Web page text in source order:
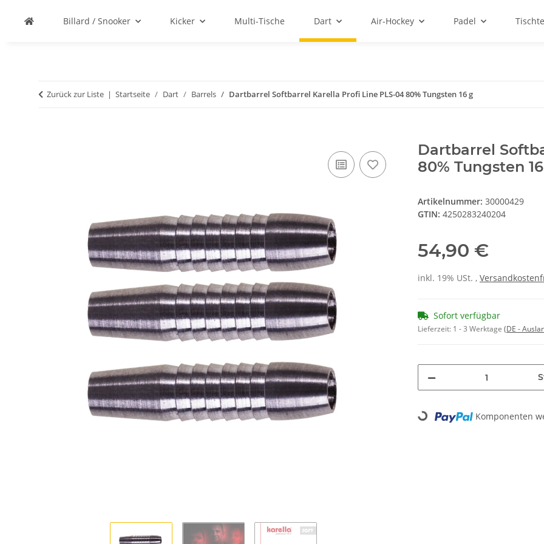
Billard / Snooker Kicker Multi-Tische Dart Air-Hockey Padel
Zurück zur Liste Startseite Dart Barrels Dartbarrel Softbarrel Karella Profi Line PLS-04 80% Tungsten 16 g
Dartbarrel
80% Tungsten
Artikelnummer: 30000429
GTIN: 4250283240204
54,90 €
inkl. 19% USt. ,
Sofort verfügbar
Lieferzeit: 1 - 3 Werktage (DE -
Loading... Komponenten